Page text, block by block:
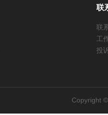
联
联
工
投
Copyright